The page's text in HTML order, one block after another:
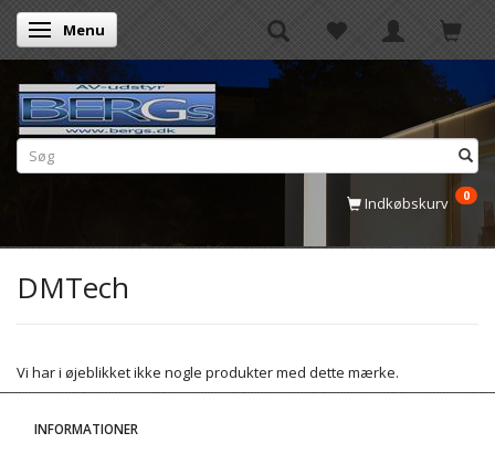
Skifte navigation
Menu
Indkøbskurv 0
DMTech
Vi har i øjeblikket ikke nogle produkter med dette mærke.
INFORMATIONER